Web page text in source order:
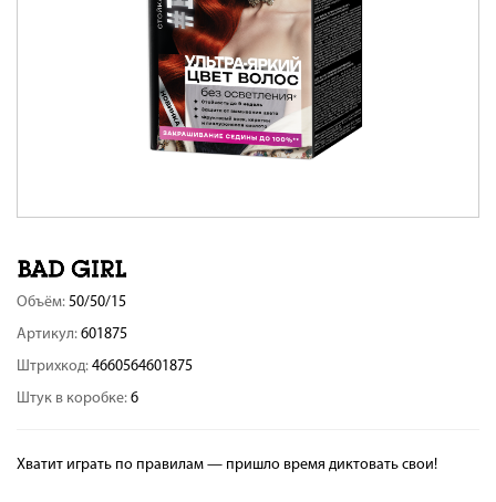
Объём: 50/50/15
Артикул: 601875
Штрихкод: 4660564601875
Штук в коробке: 6
Хватит играть по правилам — пришло время диктовать свои!